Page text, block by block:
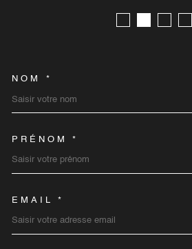
NOM *
PRÉNOM *
EMAIL *